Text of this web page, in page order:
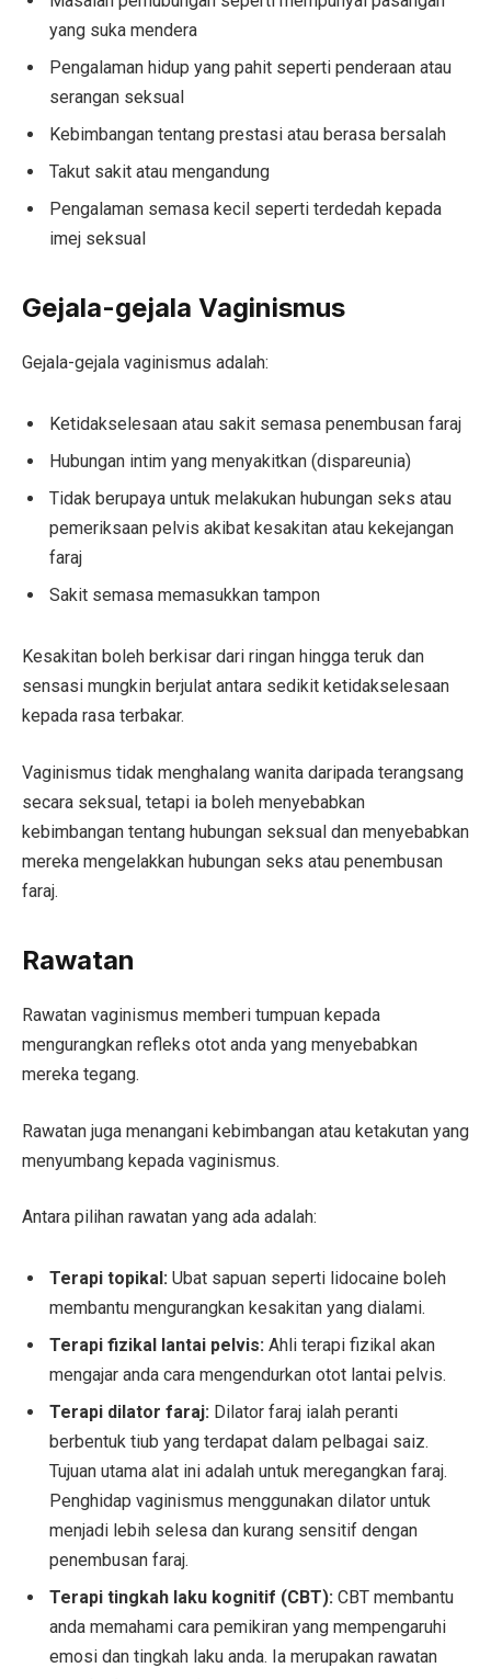
yang suka mendera
Pengalaman hidup yang pahit seperti penderaan atau
serangan seksual
Kebimbangan tentang prestasi atau berasa bersalah
Takut sakit atau mengandung
Pengalaman semasa kecil seperti terdedah kepada
imej seksual
Gejala-gejala Vaginismus
Gejala-gejala vaginismus adalah:
Ketidakselesaan atau sakit semasa penembusan faraj
Hubungan intim yang menyakitkan (dispareunia)
Tidak berupaya untuk melakukan hubungan seks atau
pemeriksaan pelvis akibat kesakitan atau kekejangan
faraj
Sakit semasa memasukkan tampon
Kesakitan boleh berkisar dari ringan hingga teruk dan
sensasi mungkin berjulat antara sedikit ketidakselesaan
kepada rasa terbakar.
Vaginismus tidak menghalang wanita daripada terangsang
secara seksual, tetapi ia boleh menyebabkan
kebimbangan tentang hubungan seksual dan menyebabkan
mereka mengelakkan hubungan seks atau penembusan
faraj.
Rawatan
Rawatan vaginismus memberi tumpuan kepada
mengurangkan refleks otot anda yang menyebabkan
mereka tegang.
Rawatan juga menangani kebimbangan atau ketakutan yang
menyumbang kepada vaginismus.
Antara pilihan rawatan yang ada adalah:
Terapi topikal: Ubat sapuan seperti lidocaine boleh
membantu mengurangkan kesakitan yang dialami.
Terapi fizikal lantai pelvis: Ahli terapi fizikal akan
mengajar anda cara mengendurkan otot lantai pelvis.
Terapi dilator faraj: Dilator faraj ialah peranti
berbentuk tiub yang terdapat dalam pelbagai saiz.
Tujuan utama alat ini adalah untuk meregangkan faraj.
Penghidap vaginismus menggunakan dilator untuk
menjadi lebih selesa dan kurang sensitif dengan
penembusan faraj.
Terapi tingkah laku kognitif (CBT): CBT membantu
anda memahami cara pemikiran yang mempengaruhi
emosi dan tingkah laku anda. Ia merupakan rawatan